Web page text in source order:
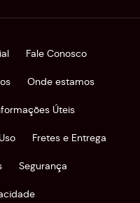
Fale Conosco
Onde estamos
Úteis
Fretes e Entrega
Segurança